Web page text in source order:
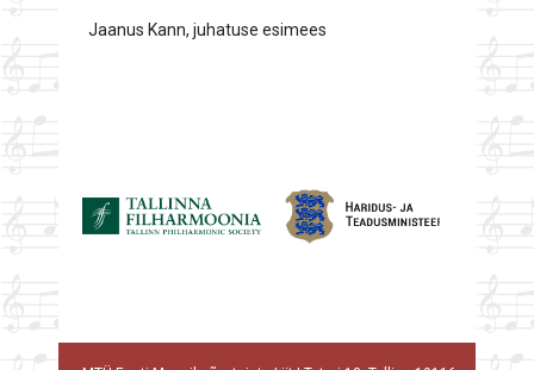
Jaanus Kann, juhatuse esimees